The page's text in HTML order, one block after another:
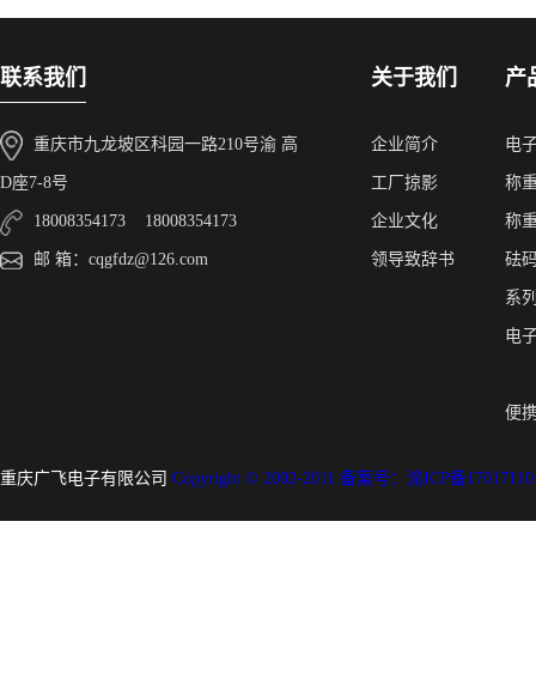
联系我们
重庆市九龙坡区科园一路210号渝 高
D座7-8号
18008354173 18008354173
邮 箱：cqgfdz@126.com
关于我们
企业简介
工厂掠影
企业文化
领导致辞书
产
电
称
称
砝
系
电
便
重庆广飞电子有限公司 Copyright © 2002-2011 备案号：渝ICP备